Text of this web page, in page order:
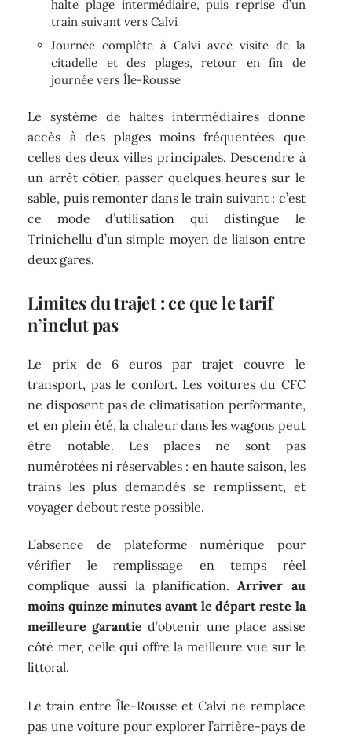
halte plage intermédiaire, puis reprise d’un
train suivant vers Calvi
Journée complète à Calvi avec visite de la
citadelle et des plages, retour en fin de
journée vers Île-Rousse
Le système de haltes intermédiaires donne
accès à des plages moins fréquentées que
celles des deux villes principales. Descendre à
un arrêt côtier, passer quelques heures sur le
sable, puis remonter dans le train suivant : c’est
ce mode d’utilisation qui distingue le
Trinichellu d’un simple moyen de liaison entre
deux gares.
Limites du trajet : ce que le tarif
n’inclut pas
Le prix de 6 euros par trajet couvre le
transport, pas le confort. Les voitures du CFC
ne disposent pas de climatisation performante,
et en plein été, la chaleur dans les wagons peut
être notable. Les places ne sont pas
numérotées ni réservables : en haute saison, les
trains les plus demandés se remplissent, et
voyager debout reste possible.
L’absence de plateforme numérique pour
vérifier le remplissage en temps réel
complique aussi la planification.Arriver au
moins quinze minutes avant le départ reste la
meilleure garantie d’obtenir une place assise
côté mer, celle qui offre la meilleure vue sur le
littoral.
Le train entre Île-Rousse et Calvi ne remplace
pas une voiture pour explorer l’arrière-pays de